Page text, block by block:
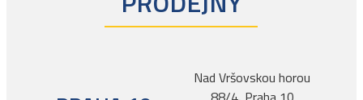
Nad Vršovskou horou